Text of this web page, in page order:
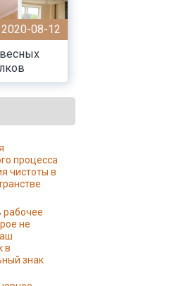
2020-08-12
процесса
чистоты в
рабочее
не
в
знак